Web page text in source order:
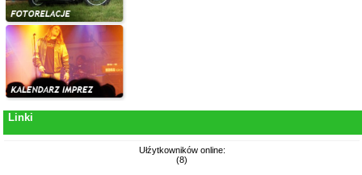
Linki
Ułźytkowników online:
(8)